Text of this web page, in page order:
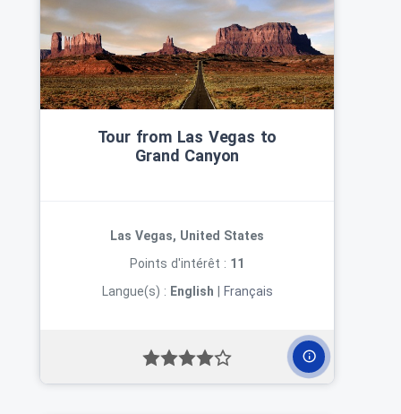
Tour from Las Vegas to
Grand Canyon
Las Vegas, United States
Points d'intérêt : 11
Langue(s) : English | Français